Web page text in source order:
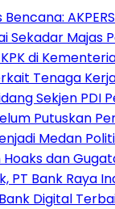
Sekadar Majas
di
Tenaga
Sekjen PDI
Putuskan
Medan
dan
PT Bank Raya
Digital